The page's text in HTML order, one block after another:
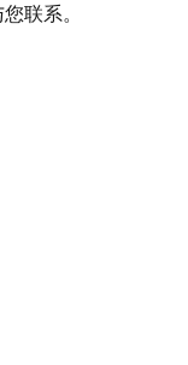
联系。